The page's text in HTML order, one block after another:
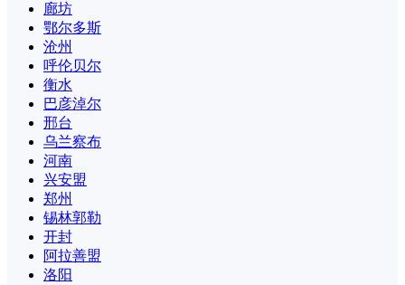
廊坊
鄂尔多斯
沧州
呼伦贝尔
衡水
巴彦淖尔
邢台
乌兰察布
河南
兴安盟
郑州
锡林郭勒
开封
阿拉善盟
洛阳